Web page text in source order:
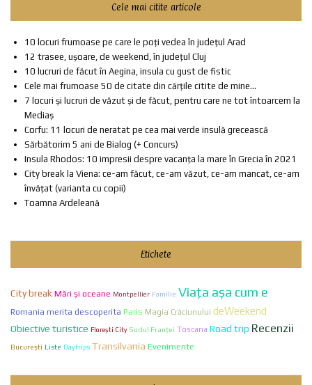
Cele mai citite articole
10 locuri frumoase pe care le poți vedea în județul Arad
12 trasee, ușoare, de weekend, în județul Cluj
10 lucruri de făcut în Aegina, insula cu gust de fistic
Cele mai frumoase 50 de citate din cărțile citite de mine...
7 locuri și lucruri de văzut și de făcut, pentru care ne tot întoarcem la
Mediaș
Corfu: 11 locuri de neratat pe cea mai verde insulă grecească
Sărbătorim 5 ani de Bialog (+ Concurs)
Insula Rhodos: 10 impresii despre vacanța la mare în Grecia în 2021
City break la Viena: ce-am făcut, ce-am văzut, ce-am mancat, ce-am
învățat (varianta cu copii)
Toamna Ardeleană
Etichete
City break Mări și oceane Montpellier Familie Viaţa aşa cum e
Romania merita descoperita Paris Magia Crăciunului deWeekend
Obiective turistice Florești City Sudul Franței Toscana Road trip Recenzii
Bucureşti Liste Daytrips Transilvania Evenimente